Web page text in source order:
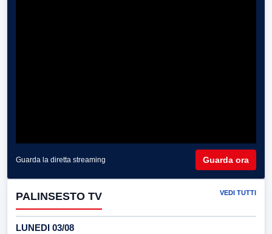
Guarda la diretta streaming Guarda ora
PALINSESTO TV VEDI TUTTI
LUNEDI 03/08